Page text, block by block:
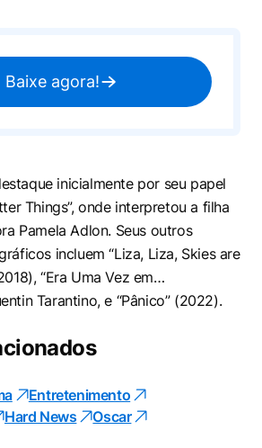
Baixe agora!
inicialmente por seu papel
Things”, onde interpretou a filha
Pamela Adlon. Seus outros
incluem “Liza, Liza, Skies are
“Era Uma Vez em…
Tarantino, e “Pânico” (2022).
Entretenimento
Hard News Oscar